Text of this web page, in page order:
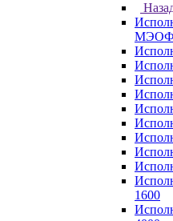
МЭОФ
1600